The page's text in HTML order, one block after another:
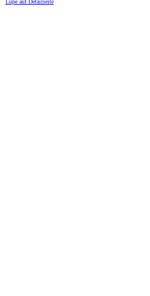
Lupe auf Detailseite